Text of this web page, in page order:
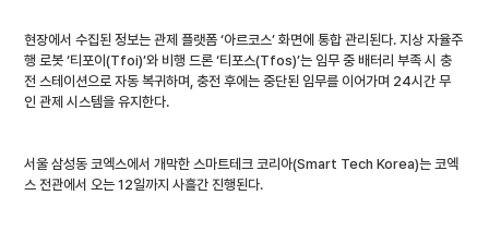
현장에서 수집된 정보는 관제 플랫폼 ‘아르코스’ 화면에 통합 관리된다. 지상 자율주
행 로봇 ‘티포이(Tfoi)’와 비행 드론 ‘티포스(Tfos)’는 임무 중 배터리 부족 시 충
전 스테이션으로 자동 복귀하며, 충전 후에는 중단된 임무를 이어가며 24시간 무
인 관제 시스템을 유지한다.
서울 삼성동 코엑스에서 개막한 스마트테크 코리아(Smart Tech Korea)는 코엑
스 전관에서 오는 12일까지 사흘간 진행된다.